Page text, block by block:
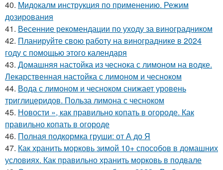
40. Мидокалм инструкция по применению. Режим
дозирования
41. Весенние рекомендации по уходу за виноградником
42. Планируйте свою работу на винограднике в 2024
году с помощью этого календаря
43. Домашняя настойка из чеснока с лимоном на водке.
Лекарственная настойка с лимоном и чесноком
44. Вода с лимоном и чесноком снижает уровень
триглицеридов. Польза лимона с чесноком
45. Новости », как правильно копать в огороде. Как
правильно копать в огороде
46. Полная подкормка груши: от А до Я
47. Как хранить морковь зимой 10+ способов в домашних
условиях. Как правильно хранить морковь в подвале